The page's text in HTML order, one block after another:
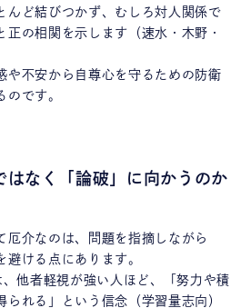
んど結びつかず、むしろ対人関係で
正の相関を示します（速水・木野・
や不安から自尊心を守るための防衛
のです。
はなく「論破」に向かうのか
厄介なのは、問題を指摘しながら
避ける点にあります。
他者軽視が強い人ほど、「努力や積
られる」という信念（学習量志向）